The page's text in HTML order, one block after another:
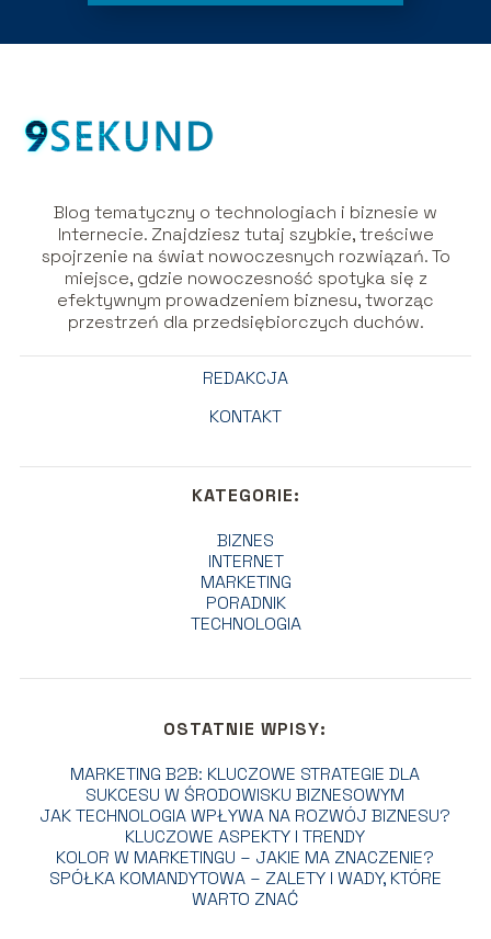
Blog tematyczny o technologiach i biznesie w
Internecie. Znajdziesz tutaj szybkie, treściwe
spojrzenie na świat nowoczesnych rozwiązań. To
miejsce, gdzie nowoczesność spotyka się z
efektywnym prowadzeniem biznesu, tworząc
przestrzeń dla przedsiębiorczych duchów.
REDAKCJA
KONTAKT
KATEGORIE:
BIZNES
INTERNET
MARKETING
PORADNIK
TECHNOLOGIA
OSTATNIE WPISY:
MARKETING B2B: KLUCZOWE STRATEGIE DLA
SUKCESU W ŚRODOWISKU BIZNESOWYM
JAK TECHNOLOGIA WPŁYWA NA ROZWÓJ BIZNESU?
KLUCZOWE ASPEKTY I TRENDY
KOLOR W MARKETINGU – JAKIE MA ZNACZENIE?
SPÓŁKA KOMANDYTOWA – ZALETY I WADY, KTÓRE
WARTO ZNAĆ